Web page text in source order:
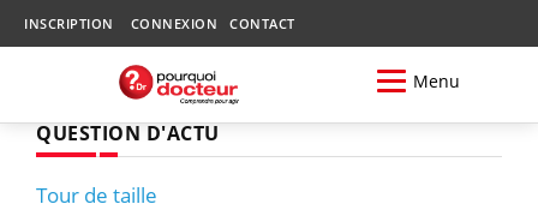
INSCRIPTION CONNEXION CONTACT
Menu
QUESTION D'ACTU
Tour de taille